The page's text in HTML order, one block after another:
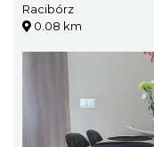
Racibórz
0.08 km